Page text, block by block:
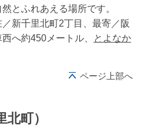
とふれあえる場所です。
／新千里北町2丁目、最寄／阪
へ約450メートル、
とよなか
ページ上部へ
町）